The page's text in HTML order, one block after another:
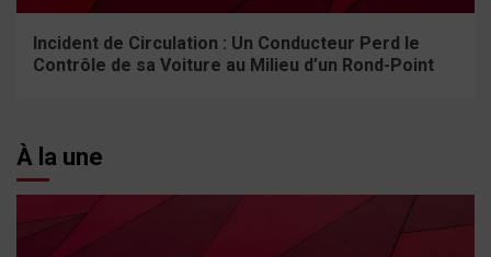
Incident de Circulation : Un Conducteur Perd le
Contrôle de sa Voiture au Milieu d’un Rond-Point
À la une